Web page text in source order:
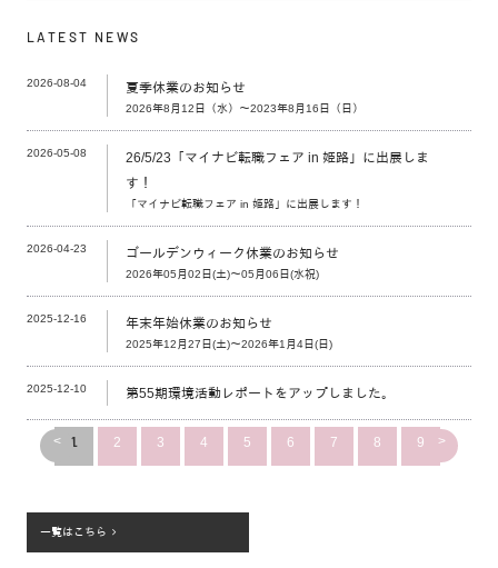
LATEST NEWS
2026-08-04 夏季休業のお知らせ
2026年8月12日（水）～2023年8月16日（日）
2026-05-08
26/5/23「マイナビ転職フェア in 姫路」に出展しま
す！
「マイナビ転職フェア in 姫路」に出展します！
2026-04-23 ゴールデンウィーク休業のお知らせ
2026年05月02日(土)～05月06日(水祝)
2025-12-16 年末年始休業のお知らせ
2025年12月27日(土)～2026年1月4日(日)
2025-12-10 第55期環境活動レポートをアップしました。
< 1 2 3 4 5 6 7 8 9 >
一覧はこちら